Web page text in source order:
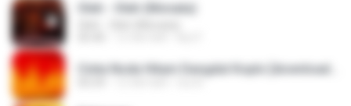
Oleh - Oleh (Monata)